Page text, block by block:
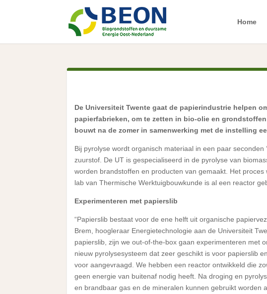
Home
De Universiteit Twente gaat de papierindustrie helpen
papierfabrieken, om te zetten in bio-olie en
bouwt na de zomer in samenwerking met de instelling
Bij pyrolyse wordt organisch materiaal in een paar seconden
zuurstof. De UT is gespecialiseerd in de pyrolyse van
worden brandstoffen en producten van gemaakt. Het
lab van Thermische Werktuigbouwkunde is al een reactor
Experimenteren met papierslib
“Papierslib bestaat voor de ene helft uit organische
Brem, hoogleraar Energietechnologie aan de Universiteit
papierslib, zijn we out-of-the-box gaan experimenteren met
nieuw pyrolysesysteem dat zeer geschikt is voor papierslib
voor aangevraagd. We hebben een reactor ontwikkeld die
geen energie van buitenaf nodig heeft. Na droging en
en brandbaar gas en de mineralen kunnen gebruikt worden